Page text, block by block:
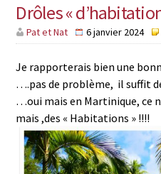
Drôles «
Pat et Nat 6 janvier 2024
Je rapporterais bien une
….pas de problème, il suffit
…oui mais en Martinique, ce
mais ,des « Habitations » !!!!